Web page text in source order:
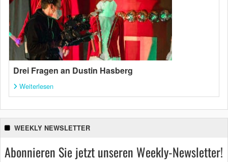
Drei Fragen an Dustin Hasberg
Weiterlesen
WEEKLY NEWSLETTER
Abonnieren Sie jetzt unseren Weekly-Newsletter!